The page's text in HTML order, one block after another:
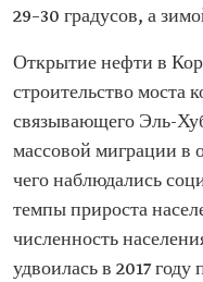
29–30 градусов, а
Открытие нефти в
строительство моста
связывающего Эль-
массовой миграции в
чего наблюдались
темпы прироста
численность
удвоилась в 2017